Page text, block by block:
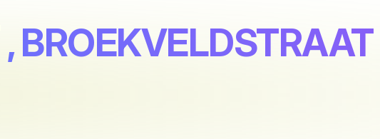
,